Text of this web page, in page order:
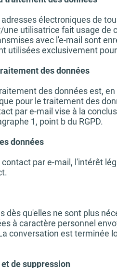
électroniques de
utilisatrice fait usage de
avec l'e-mail sont
utilisées exclusivement
des données
des données est,
pour le traitement des
par e-mail vise à la
1, point b du RGPD.
données
contact par e-mail, l'intérêt
dès qu'elles ne sont plus
à caractère personnel
conversation est terminée
de suppression